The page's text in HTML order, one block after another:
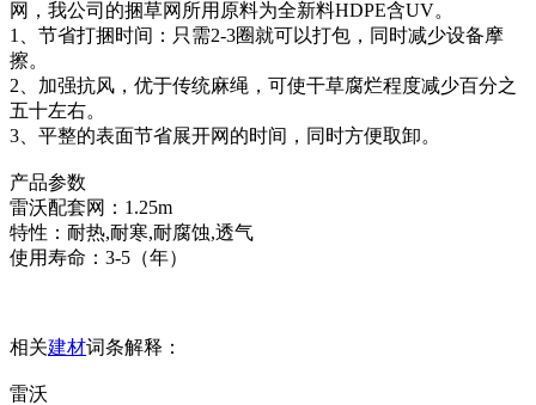
网，我公司的捆草网所用原料为全新料HDPE含UV。
1、节省打捆时间：只需2-3圈就可以打包，同时减少设备摩
擦。
2、加强抗风，优于传统麻绳，可使干草腐烂程度减少百分之
五十左右。
3、平整的表面节省展开网的时间，同时方便取卸。
产品参数
雷沃配套网：1.25m
特性：耐热,耐寒,耐腐蚀,透气
使用寿命：3-5（年）
相关建材词条解释：
雷沃